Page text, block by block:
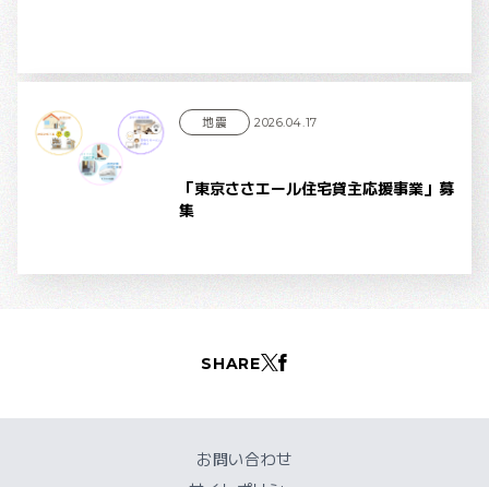
「東京ささエール住宅貸主応援事業」募
集
地震 2026.04.17
SHARE
お問い合わせ